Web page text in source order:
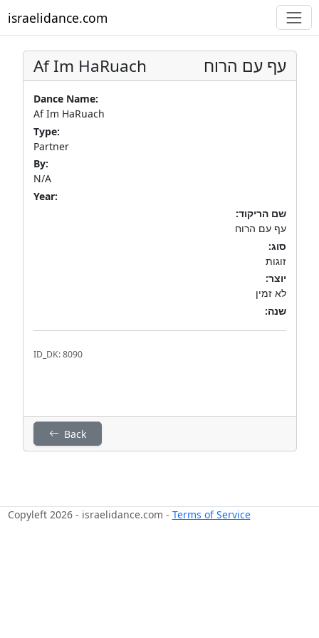
israelidance.com
Af Im HaRuach עף עם הרוח
Dance Name:
Af Im HaRuach
Type:
Partner
By:
N/A
Year:
שם הריקוד:
עף עם הרוח
סוג:
זוגות
יוצר:
לא זמין
שנה:
ID_DK: 8090
Back
Copyleft 2026 - israelidance.com - Terms of Service